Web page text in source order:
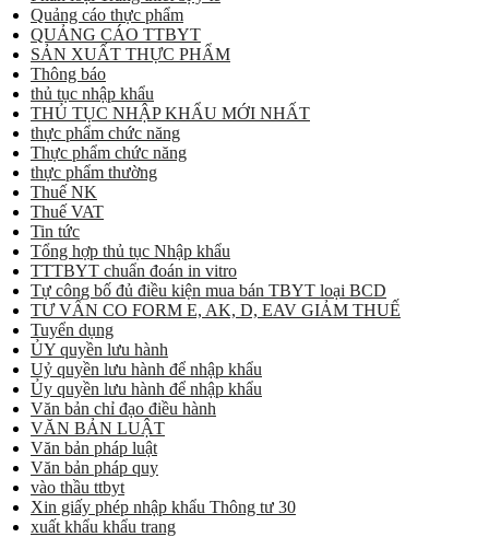
Quảng cáo thực phẩm
QUẢNG CÁO TTBYT
SẢN XUẤT THỰC PHẨM
Thông báo
thủ tục nhập khẩu
THỦ TỤC NHẬP KHẨU MỚI NHẤT
thực phẩm chức năng
Thực phẩm chức năng
thực phẩm thường
Thuế NK
Thuế VAT
Tin tức
Tổng hợp thủ tục Nhập khẩu
TTTBYT chuẩn đoán in vitro
Tự công bố đủ điều kiện mua bán TBYT loại BCD
TƯ VẤN CO FORM E, AK, D, EAV GIẢM THUẾ
Tuyển dụng
ỦY quyền lưu hành
Uỷ quyền lưu hành để nhập khẩu
Ủy quyền lưu hành để nhập khẩu
Văn bản chỉ đạo điều hành
VĂN BẢN LUẬT
Văn bản pháp luật
Văn bản pháp quy
vào thầu ttbyt
Xin giấy phép nhập khẩu Thông tư 30
xuất khẩu khẩu trang